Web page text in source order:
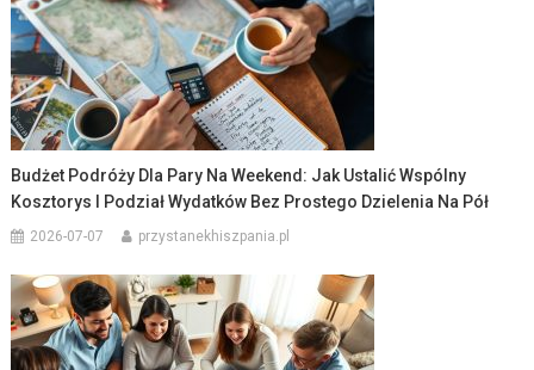
Budżet Podróży Dla Pary Na Weekend: Jak Ustalić Wspólny
Kosztorys I Podział Wydatków Bez Prostego Dzielenia Na Pół
2026-07-07 przystanekhiszpania.pl